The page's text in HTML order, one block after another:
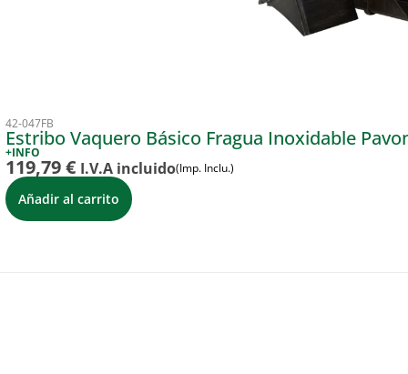
42-047FB
Estribo Vaquero Básico Fragua Inoxidable
+INFO
119,79€ I.V.A incluido(Imp. Inclu.)
Añadir al carrito